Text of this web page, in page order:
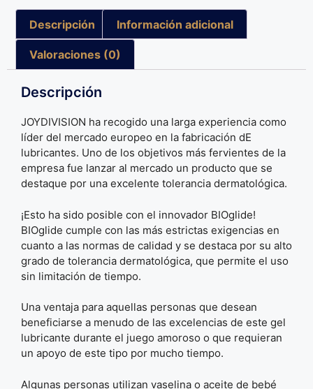
Descripción Información adicional
Valoraciones (0)
Descripción
JOYDIVISION ha recogido una larga experiencia como
líder del mercado europeo en la fabricación dE
lubricantes. Uno de los objetivos más fervientes de la
empresa fue lanzar al mercado un producto que se
destaque por una excelente tolerancia dermatológica.
¡Esto ha sido posible con el innovador BIOglide!
BIOglide cumple con las más estrictas exigencias en
cuanto a las normas de calidad y se destaca por su alto
grado de tolerancia dermatológica, que permite el uso
sin limitación de tiempo.
Una ventaja para aquellas personas que desean
beneficiarse a menudo de las excelencias de este gel
lubricante durante el juego amoroso o que requieran
un apoyo de este tipo por mucho tiempo.
Algunas personas utilizan vaselina o aceite de bebé